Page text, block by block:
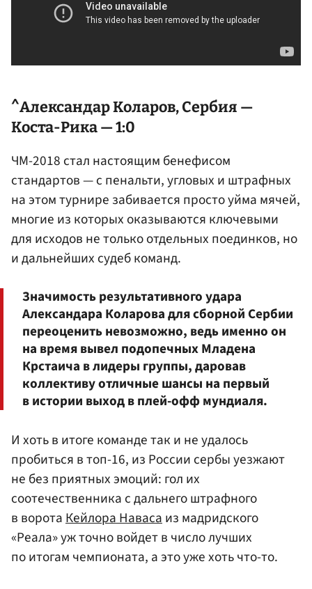
^Александар Коларов, Сербия —
Коста-Рика — 1:0
ЧМ-2018 стал настоящим бенефисом
стандартов — с пенальти, угловых и штрафных
на этом турнире забивается просто уйма мячей,
многие из которых оказываются ключевыми
для исходов не только отдельных поединков, но
и дальнейших судеб команд.
Значимость результативного удара
Александара Коларова для сборной Сербии
переоценить невозможно, ведь именно он
на время вывел подопечных Младена
Крстаича в лидеры группы, даровав
коллективу отличные шансы на первый
в истории выход в плей-офф мундиаля.
И хоть в итоге команде так и не удалось
пробиться в топ-16, из России сербы уезжают
не без приятных эмоций: гол их
соотечественника с дальнего штрафного
в воротаКейлора Навасаиз мадридского
«Реала» уж точно войдет в число лучших
по итогам чемпионата, а это уже хоть что-то.